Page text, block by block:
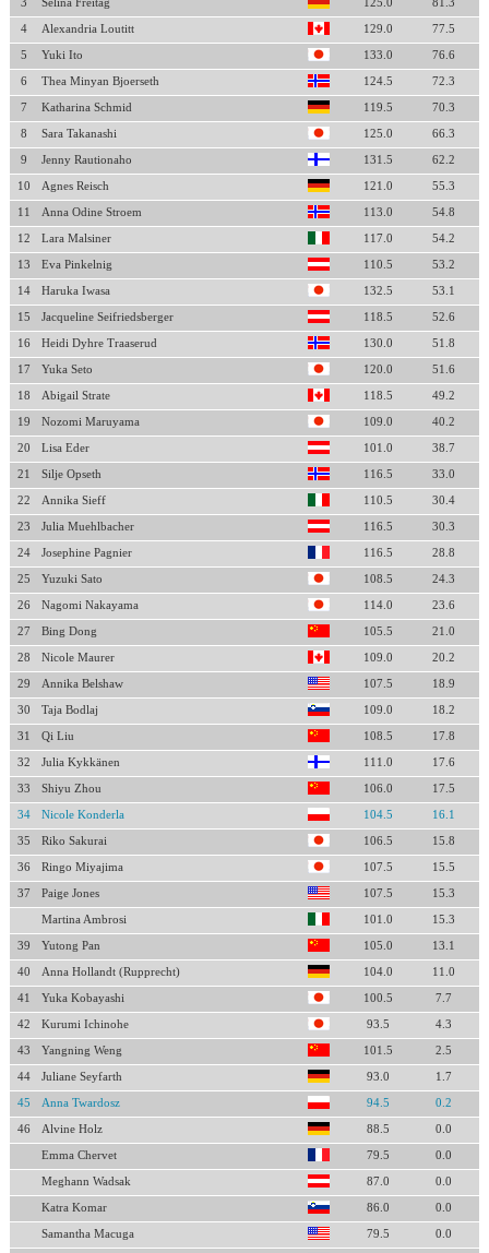
3 Selina Freitag 125.0 81.3
4 Alexandria Loutitt 129.0 77.5
5 Yuki Ito 133.0 76.6
6 Thea Minyan Bjoerseth 124.5 72.3
7 Katharina Schmid 119.5 70.3
8 Sara Takanashi 125.0 66.3
9 Jenny Rautionaho 131.5 62.2
10 Agnes Reisch 121.0 55.3
11 Anna Odine Stroem 113.0 54.8
12 Lara Malsiner 117.0 54.2
13 Eva Pinkelnig 110.5 53.2
14 Haruka Iwasa 132.5 53.1
15 Jacqueline Seifriedsberger 118.5 52.6
16 Heidi Dyhre Traaserud 130.0 51.8
17 Yuka Seto 120.0 51.6
18 Abigail Strate 118.5 49.2
19 Nozomi Maruyama 109.0 40.2
20 Lisa Eder 101.0 38.7
21 Silje Opseth 116.5 33.0
22 Annika Sieff 110.5 30.4
23 Julia Muehlbacher 116.5 30.3
24 Josephine Pagnier 116.5 28.8
25 Yuzuki Sato 108.5 24.3
26 Nagomi Nakayama 114.0 23.6
27 Bing Dong 105.5 21.0
28 Nicole Maurer 109.0 20.2
29 Annika Belshaw 107.5 18.9
30 Taja Bodlaj 109.0 18.2
31 Qi Liu 108.5 17.8
32 Julia Kykkänen 111.0 17.6
33 Shiyu Zhou 106.0 17.5
34 Nicole Konderla 104.5 16.1
35 Riko Sakurai 106.5 15.8
36 Ringo Miyajima 107.5 15.5
37 Paige Jones 107.5 15.3
Martina Ambrosi 101.0 15.3
39 Yutong Pan 105.0 13.1
40 Anna Hollandt (Rupprecht) 104.0 11.0
41 Yuka Kobayashi 100.5 7.7
42 Kurumi Ichinohe 93.5 4.3
43 Yangning Weng 101.5 2.5
44 Juliane Seyfarth 93.0 1.7
45 Anna Twardosz 94.5 0.2
46 Alvine Holz 88.5 0.0
Emma Chervet 79.5 0.0
Meghann Wadsak 87.0 0.0
Katra Komar 86.0 0.0
Samantha Macuga 79.5 0.0